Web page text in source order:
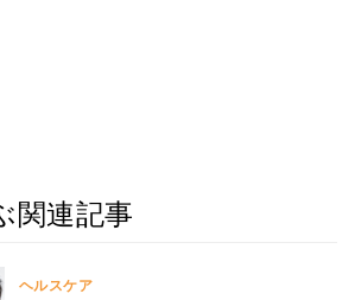
関連記事
ヘルスケア